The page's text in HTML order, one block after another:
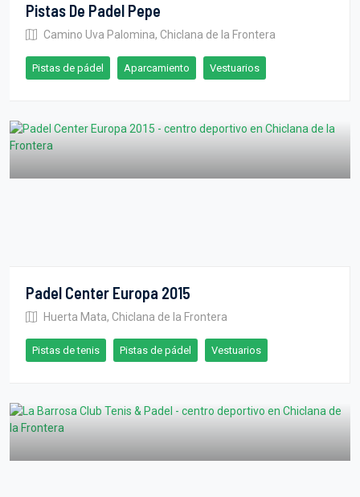
Pistas De Padel Pepe
Camino Uva Palomina, Chiclana de la Frontera
Pistas de pádel Aparcamiento Vestuarios
Padel Center Europa 2015
Huerta Mata, Chiclana de la Frontera
Pistas de tenis Pistas de pádel Vestuarios